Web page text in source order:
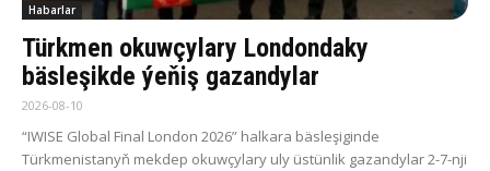
Habarlar
Türkmen okuwçylary Londondaky
bäsleşikde ýeňiş gazandylar
2026-08-10
“IWISE Global Final London 2026” halkara bäsleşiginde
Türkmenistanyň mekdep okuwçylary uly üstünlik gazandylar 2-7-nji